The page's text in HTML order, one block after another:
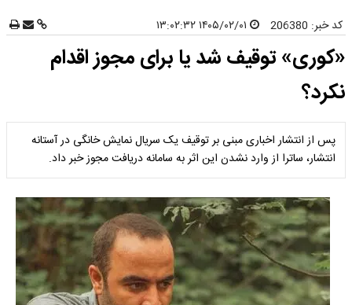
کد خبر: 206380
«کوری» توقیف شد یا برای مجوز اقدام
نکرد؟
پس از انتشار اخباری مبنی بر توقیف یک سریال نمایش خانگی در آستانه
انتشار، ساترا از وارد نشدن این اثر به سامانه دریافت مجوز خبر داد.